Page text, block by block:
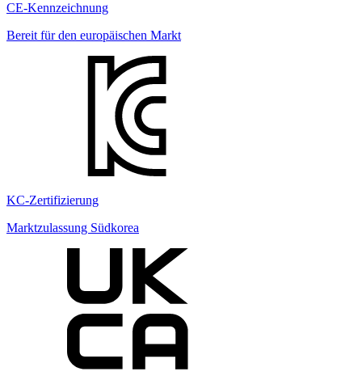
CE-Kennzeichnung
Bereit für den europäischen Markt
KC-Zertifizierung
Marktzulassung Südkorea